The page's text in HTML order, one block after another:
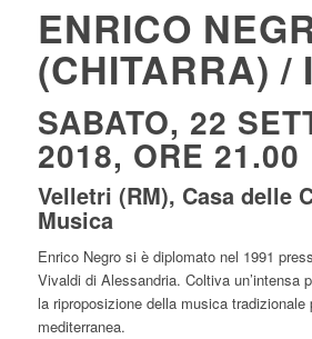
ENRICO
(CHITARRA) /
SABATO, 22
2018, ORE 21.00
Velletri (RM), Casa delle
Musica
Enrico Negro si è diplomato nel 1991
Vivaldi di Alessandria. Coltiva un’intensa
la riproposizione della musica
mediterranea.